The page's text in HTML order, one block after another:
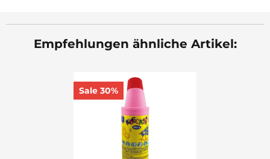
Empfehlungen ähnliche Artikel:
Sale 30%